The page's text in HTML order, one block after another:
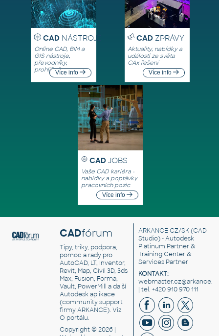
CADNÁSTROJE
Online CAD, BIM a
GIS nástroje,
převodníky,
prohlížečeVíce info
CADZPRÁVY
Aktuality, nabídky a
události ze světa
CAx řešení
Více info
CAD JOBS
Vaše CAD kariéra -
nabídky a poptávky
pracovních pozic
Více info
CADfórum
Tipy, triky, podpora,
pomoc a rady pro
AutoCAD, LT, Inventor,
Revit, Map, Civil 3D, 3ds
Max, Fusion, Forma,
Vault, PowerMill a další
Autodesk aplikace
(community support
firmy ARKANCE). Viz
O portálu.
Copyright © 2026 |
ARKANCE CZ/SK(CAD
Studio) - Autodesk
Platinum Partner &
Training Center &
Services Partner
KONTAKT:
| tel. +420 910 970 111